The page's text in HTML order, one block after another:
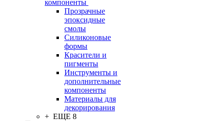
компоненты
Прозрачные
эпоксидные
смолы
Силиконовые
формы
Красители и
пигменты
Инструменты и
дополнительные
компоненты
Материалы для
декорирования
+ ЕЩЕ 8